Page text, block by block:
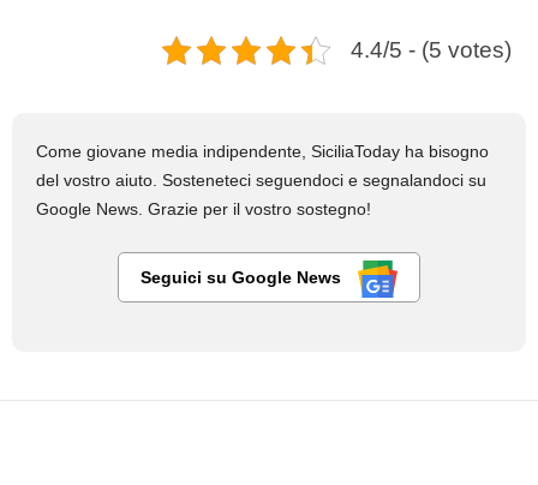
4.4/5 - (5 votes)
Come giovane media indipendente, SiciliaToday ha bisogno
del vostro aiuto. Sosteneteci seguendoci e segnalandoci su
Google News. Grazie per il vostro sostegno!
Seguici su Google News